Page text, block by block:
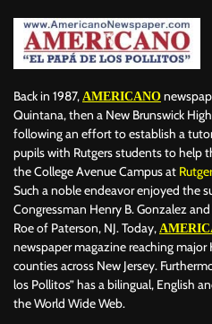
Back in 1987, AMERICANO
Quintana, then a New Brunswick
following an effort to establish a
pupils with Rutgers students to help
the College Avenue Campus at
Such a noble endeavor enjoyed the
Congressman Henry B. Gonzalez
Roe of Paterson, NJ. Today,
newspaper magazine reaching
counties across New Jersey.
los Pollitos” has a bilingual, English
the World Wide Web.